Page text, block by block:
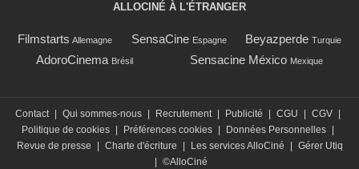
ALLOCINÉ À L'ÉTRANGER
Filmstarts Allemagne SensaCine Espagne Beyazperde Turquie
AdoroCinema Brésil Sensacine México Mexique
Contact Qui sommes-nous Recrutement Publicité CGU CGV
Politique de cookies
Préférences cookies Données Personnelles
Revue de presse
Charte d'écriture Les services AlloCiné
Gérer Utiq
©AlloCiné